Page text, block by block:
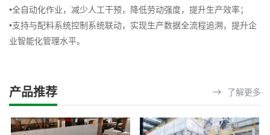
•全自动化作业，减少人工干预，降低劳动强度，提升生产效率；
•支持与配料系统控制系统联动，实现生产数据全流程追溯，提升企
业智能化管理水平。
产品推荐 了解更多